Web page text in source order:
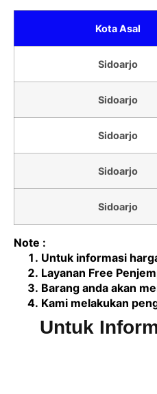
Kota Asal
Sidoarjo
Sidoarjo
Sidoarjo
Sidoarjo
Sidoarjo
Note :
Untuk informasi
Layanan Free
Barang anda akan
Kami melakukan
Untuk